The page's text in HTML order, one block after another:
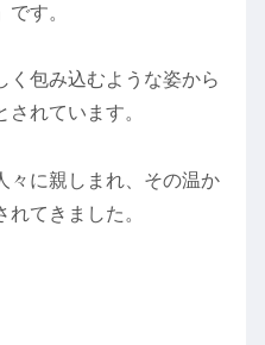
す。
く包み込むような姿から
れています。
々に親しまれ、その温か
てきました。